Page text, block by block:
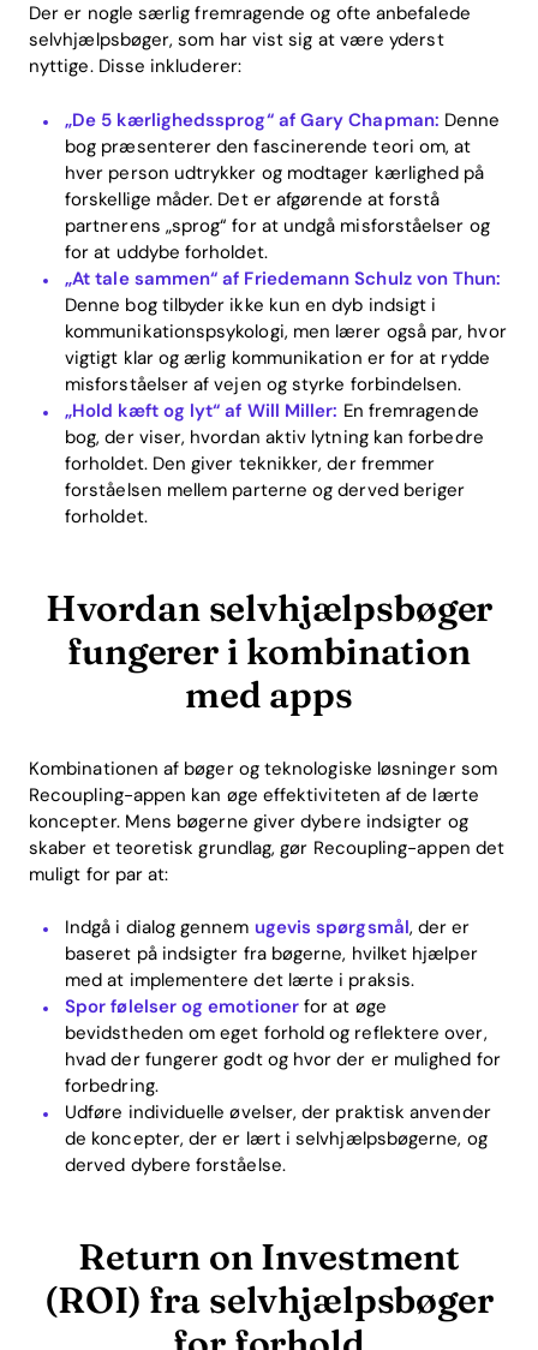
Home
Der er nogle særlig fremragende og ofte anbefalede
selvhjælpsbøger, som har vist sig at være yderst
nyttige. Disse inkluderer:
„De 5 kærlighedssprog“ af Gary Chapman: Denne
bog præsenterer den fascinerende teori om, at
hver person udtrykker og modtager kærlighed på
forskellige måder. Det er afgørende at forstå
partnerens „sprog“ for at undgå misforståelser og
for at uddybe forholdet.
„At tale sammen“ af Friedemann Schulz von Thun:
Denne bog tilbyder ikke kun en dyb indsigt i
kommunikationspsykologi, men lærer også par, hvor
vigtigt klar og ærlig kommunikation er for at rydde
misforståelser af vejen og styrke forbindelsen.
„Hold kæft og lyt“ af Will Miller: En fremragende
bog, der viser, hvordan aktiv lytning kan forbedre
forholdet. Den giver teknikker, der fremmer
forståelsen mellem parterne og derved beriger
forholdet.
Hvordan selvhjælpsbøger
fungerer i kombination
med apps
Kombinationen af bøger og teknologiske løsninger som
Recoupling-appen kan øge effektiviteten af de lærte
koncepter. Mens bøgerne giver dybere indsigter og
skaber et teoretisk grundlag, gør Recoupling-appen det
muligt for par at:
Indgå i dialog gennem ugevis spørgsmål, der er
baseret på indsigter fra bøgerne, hvilket hjælper
med at implementere det lærte i praksis.
Spor følelser og emotionerfor at øge
bevidstheden om eget forhold og reflektere over,
hvad der fungerer godt og hvor der er mulighed for
forbedring.
Udføre individuelle øvelser, der praktisk anvender
de koncepter, der er lært i selvhjælpsbøgerne, og
derved dybere forståelse.
Return on Investment
(ROI) fra selvhjælpsbøger